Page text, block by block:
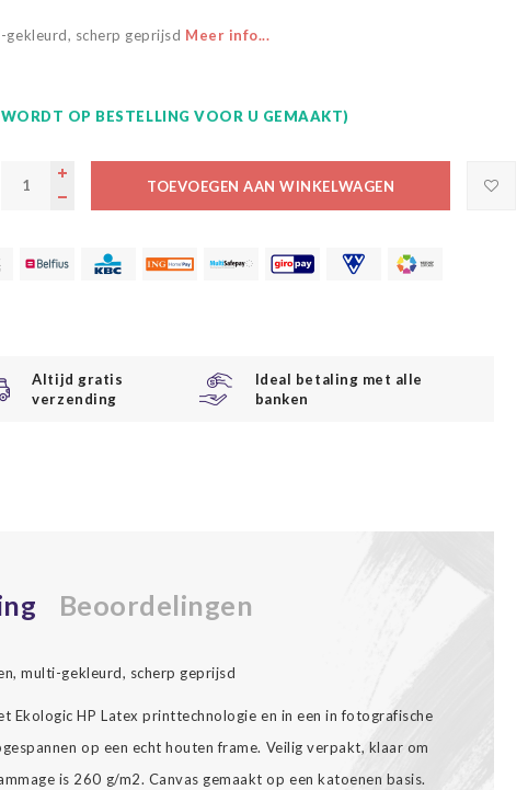
gekleurd, scherp geprijsd Meer info...
OP BESTELLING VOOR U GEMAAKT)
TOEVOEGEN AAN WINKELWAGEN
Altijd gratis
verzending
Ideal betaling met alle
banken
Beoordelingen
multi-gekleurd, scherp geprijsd
Ekologic HP Latex printtechnologie en in een in fotografische
op een echt houten frame. Veilig verpakt, klaar om
is 260 g/m2. Canvas gemaakt op een katoenen basis.